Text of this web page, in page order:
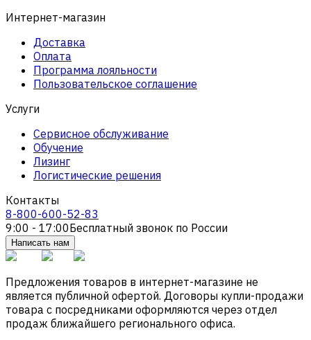
Интернет-магазин
Доставка
Оплата
Программа лояльности
Пользовательское соглашение
Услуги
Сервисное обслуживание
Обучение
Лизинг
Логистические решения
Контакты
8-800-600-52-83
9:00 - 17:00Бесплатный звонок по России
Написать нам
Предложения товаров в интернет-магазине не
является публичной офертой. Договоры купли-продажи
товара с посредниками оформляются через отдел
продаж ближайшего регионального офиса.